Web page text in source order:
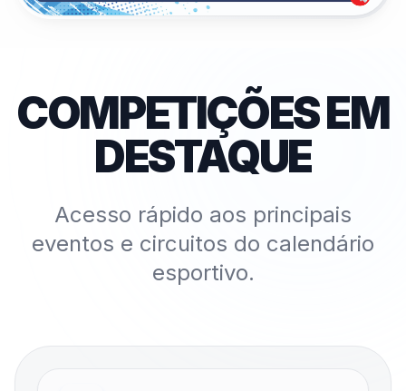
COMPETIÇÕES EM
DESTAQUE
Acesso rápido aos principais
eventos e circuitos do calendário
esportivo.